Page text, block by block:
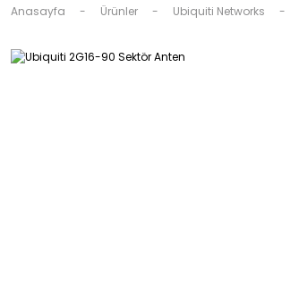
Anasayfa Ürünler Ubiquiti Networks